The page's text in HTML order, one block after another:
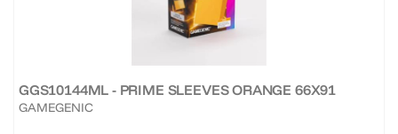
GGS10144ML - PRIME SLEEVES ORANGE 66X91
GAMEGENIC